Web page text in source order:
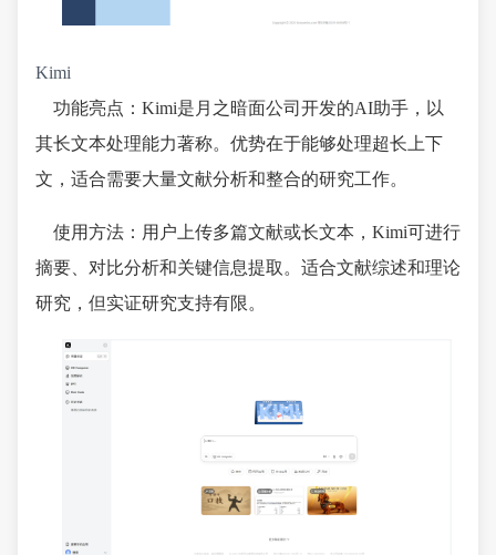
Kimi
功能亮点：Kimi是月之暗面公司开发的AI助手，以
其长文本处理能力著称。优势在于能够处理超长上下
文，适合需要大量文献分析和整合的研究工作。
使用方法：用户上传多篇文献或长文本，Kimi可进行
摘要、对比分析和关键信息提取。适合文献综述和理论
研究，但实证研究支持有限。